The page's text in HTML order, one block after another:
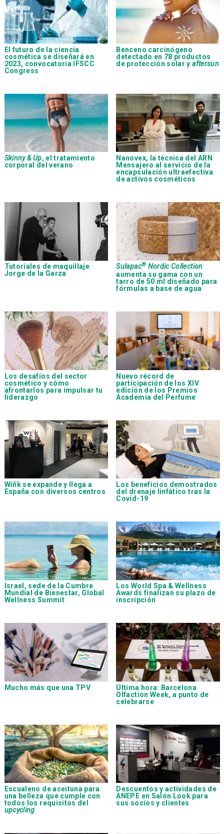
El futuro de la ciencia
cosmética se diseñará en
2023, convocatoria IFSCC
Congress
Benceno carcinógeno
detectado en 78 productos
de protección solar yaftersun
Skinny & Up, el tratamiento
corporal del verano
Nanovex, la técnica del ARN
Mensajero al servicio de la
encapsulación ultraefectiva
de activos cosméticos
Tutoriales de maquillaje
Jorge de la Garza
Sulapac® Nordic Collection
aumenta su gama con un
tarro de 50 ml diseñado para
fórmulas a base de agua
Los desafíos del sector
cosmético y cómo
afrontarlos para impulsar tu
liderazgo
Nuevo récord de
participación de los XIV
edición de los Premios
Academia del Perfume
Wiñk se expande y llega a
España con diversos centros
Los beneficios demostrados
del drenaje linfático tras la
Covid-19
Israel, sede de la Cumbre
Mundial de Bienestar, Global
Wellness Summit
Los World Spa & Wellness
Awards finalizan su plazo de
inscripción
Mucho más que una TPV
Última hora: Barcelona
Olfaction Week, a punto de
celebrarse
Escualeno de aceituna para
una belleza que cumple con
todos los requisitos del
upcycling
Descuentos y actividades de
ANEPE en Salón Look para
sus socios y clientes